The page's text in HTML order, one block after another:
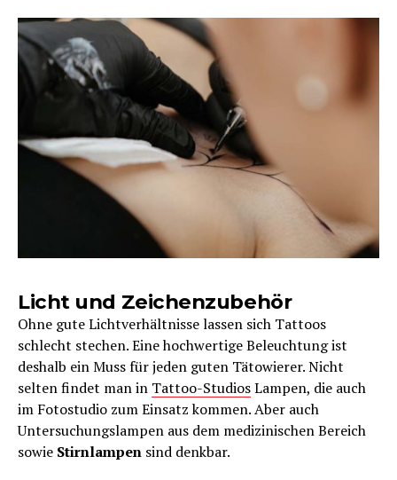
Licht und Zeichenzubehör
Ohne gute Lichtverhältnisse lassen sich Tattoos
schlecht stechen. Eine hochwertige Beleuchtung ist
deshalb ein Muss für jeden guten Tätowierer. Nicht
selten findet man in Tattoo-StudiosLampen, die auch
im Fotostudio zum Einsatz kommen. Aber auch
Untersuchungslampen aus dem medizinischen Bereich
sowie Stirnlampen sind denkbar.